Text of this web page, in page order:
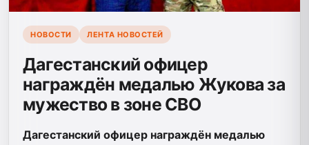
НОВОСТИ ЛЕНТА НОВОСТЕЙ
Дагестанский офицер
награждён медалью Жукова за
мужество в зоне СВО
Дагестанский офицер награждён медалью